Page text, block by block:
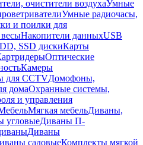
очистители воздухаУмные
Умные радиочасы,
и поилки для
Накопители данныхUSB
SSD дискиКарты
Оптические
Камеры
для CCTVДомофоны,
домаОхранные системы,
и управления
Мягкая мебельДиваны,
угловыеДиваны П-
Диваны
садовыеКомплекты мягкой